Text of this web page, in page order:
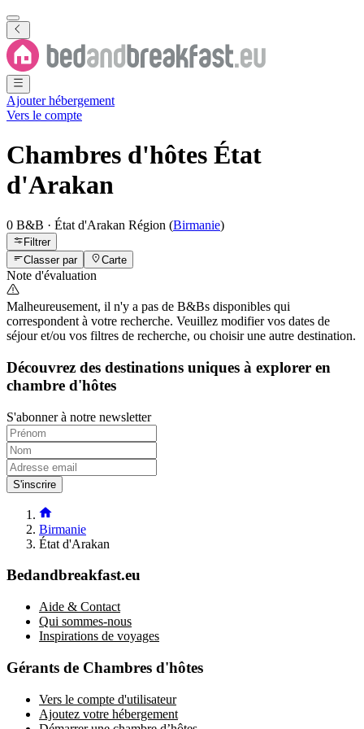
Ajouter hébergement
Vers le compte
Chambres d'hôtes État
d'Arakan
0 B&B · État d'Arakan Région (Birmanie)
Filtrer
Classer par
Carte
Note d'évaluation
Malheureusement, il n'y a pas de B&Bs disponibles qui
correspondent à votre recherche. Veuillez modifier vos dates de
séjour et/ou vos filtres de recherche, ou choisir une autre destination.
Découvrez des destinations uniques à explorer en
chambre d'hôtes
S'abonner à notre newsletter
S'inscrire
Birmanie
État d'Arakan
Bedandbreakfast.eu
Aide & Contact
Qui sommes-nous
Inspirations de voyages
Gérants de Chambres d'hôtes
Vers le compte d'utilisateur
Ajoutez votre hébergement